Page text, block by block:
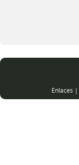
Enlaces |